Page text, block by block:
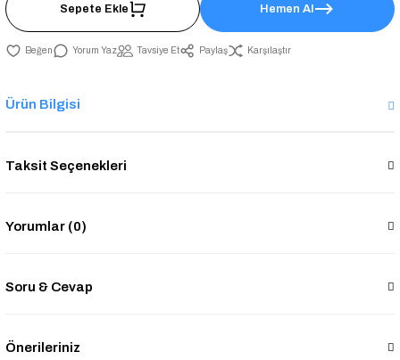
Sepete Ekle Hemen Al
Yorum Yaz Tavsiye Et Paylaş Karşılaştır
Ürün Bilgisi
Taksit Seçenekleri
Yorumlar (0)
Soru & Cevap
Önerileriniz